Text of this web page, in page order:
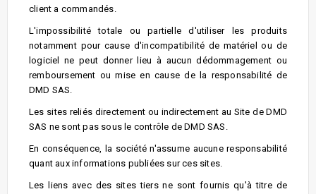
client a commandés.
L'impossibilité totale ou partielle d'utiliser les produits
notamment pour cause d'incompatibilité de matériel ou de
logiciel ne peut donner lieu à aucun dédommagement ou
remboursement ou mise en cause de la responsabilité de
DMD SAS.
Les sites reliés directement ou indirectement au Site de DMD
SAS ne sont pas sous le contrôle de DMD SAS.
En conséquence, la société n'assume aucune responsabilité
quant aux informations publiées sur ces sites.
Les liens avec des sites tiers ne sont fournis qu'à titre de